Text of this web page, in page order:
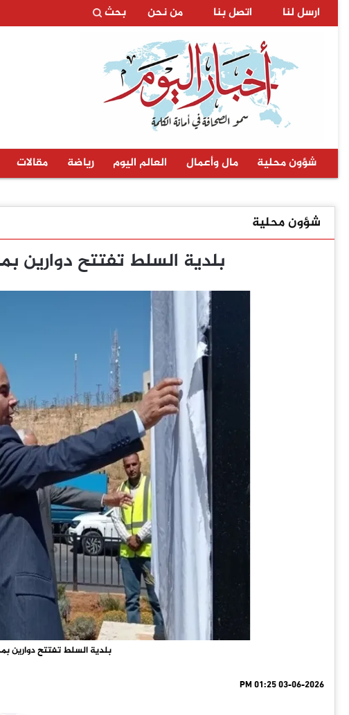
ارسل لنا اتصل بنا من نحن بحث
شؤون محلية مال وأعمال العالم اليوم رياضة مقالات
شؤون محلية
بلدية السلط تفتتح
بلدية السلط تفتتح
03-06-2026 01:25 PM